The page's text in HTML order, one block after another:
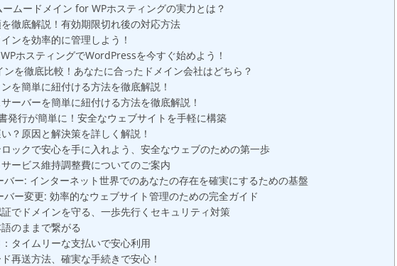
ムードメイン for WPホスティングの実力とは？
徹底解説！有効期限切れ後の対応方法
ンを効率的に管理しよう！
ホスティングでWordPressを今すぐ始めよう！
を徹底比較！あなたに合ったドメイン会社はどちら？
を簡単に紐付ける方法を徹底解説！
ーバーを簡単に紐付ける方法を徹底解説！
発行が簡単に！安全なウェブサイトを手軽に構築
？原因と解決策を詳しく解説！
ックで安心を手に入れよう、安全なウェブのための第一歩
ービス維持調整費についてのご案内
バー: インターネット世界でのあなたの存在を確実にするための基盤
ー変更: 効率的なウェブサイト管理のための完全ガイド
でドメインを守る、一歩先行くセキュリティ対策
のままで繋がる
タイムリーな支払いで安心利用
再送方法、確実な手続きで安心！